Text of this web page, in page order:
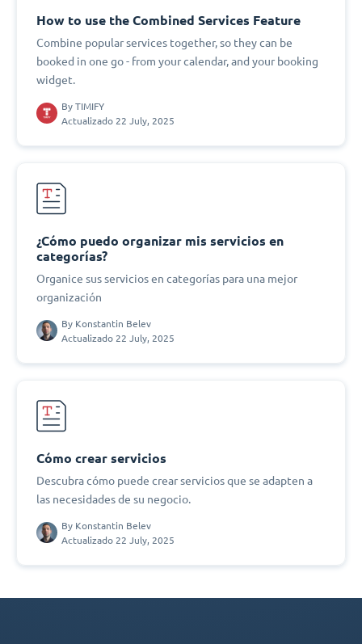
How to use the Combined Services Feature
Combine popular services together, so they can be
booked in one go - from your calendar, and your booking
widget.
By TIMIFY
Actualizado 22 July, 2025
¿Cómo puedo organizar mis servicios en
categorías?
Organice sus servicios en categorías para una mejor
organización
By Konstantin Belev
Actualizado 22 July, 2025
Cómo crear servicios
Descubra cómo puede crear servicios que se adapten a
las necesidades de su negocio.
By Konstantin Belev
Actualizado 22 July, 2025